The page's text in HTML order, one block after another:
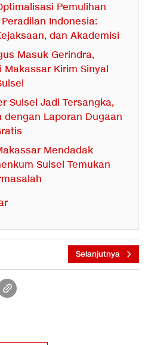
Pemulihan
Indonesia:
dan Akademisi
Masuk Gerindra,
Makassar Kirim Sinyal
Sulsel Jadi Tersangka,
dengan Laporan Dugaan
Mendadak
Sulsel Temukan
Selanjutnya